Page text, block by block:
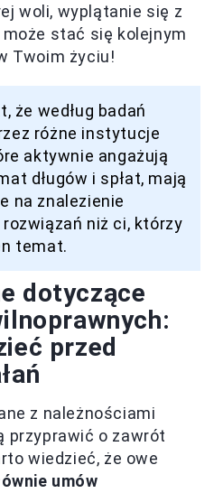
woli, wyplątanie się z
stać się kolejnym
Twoim życiu!
że według badań
różne instytucje
aktywnie angażują
długów i spłat, mają
na znalezienie
niż ci, którzy
temat.
dotyczące
przed
z należnościami
przyprawić o zawrót
wiedzieć, że owe
umów